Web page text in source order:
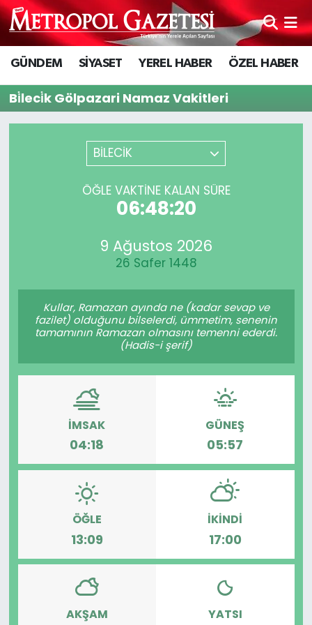
GÜNDEM SİYASET YEREL HABER ÖZEL HABER
Bi̇leci̇k Gölpazari Namaz Vakitleri
BİLECİK
ÖĞLE VAKTİNE KALAN SÜRE
06:48:20
9 Ağustos 2026
26 Safer 1448
Kullar, Ramazan ayında ne (kadar sevap ve
fazilet) olduğunu bilselerdi, ümmetim, senenin
tamamının Ramazan olmasını temenni ederdi.
(Hadis-i şerif)
İMSAK
04:18
GÜNEŞ
05:57
ÖĞLE
13:09
İKINDI
17:00
AKŞAM YATSI
Hava Durumu
Trafik Durumu
Süper Lig Puan Durumu ve Fikstür
Tüm Manşetler
Son Dakika Haberleri